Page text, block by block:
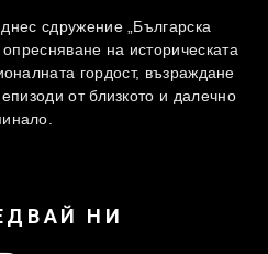
сдружение „Българска
на историческата
гордост, възраждане
от близкото и далечно
НИ